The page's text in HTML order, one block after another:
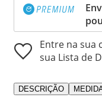
Entre na sua
sua Lista de
DESCRIÇÃO